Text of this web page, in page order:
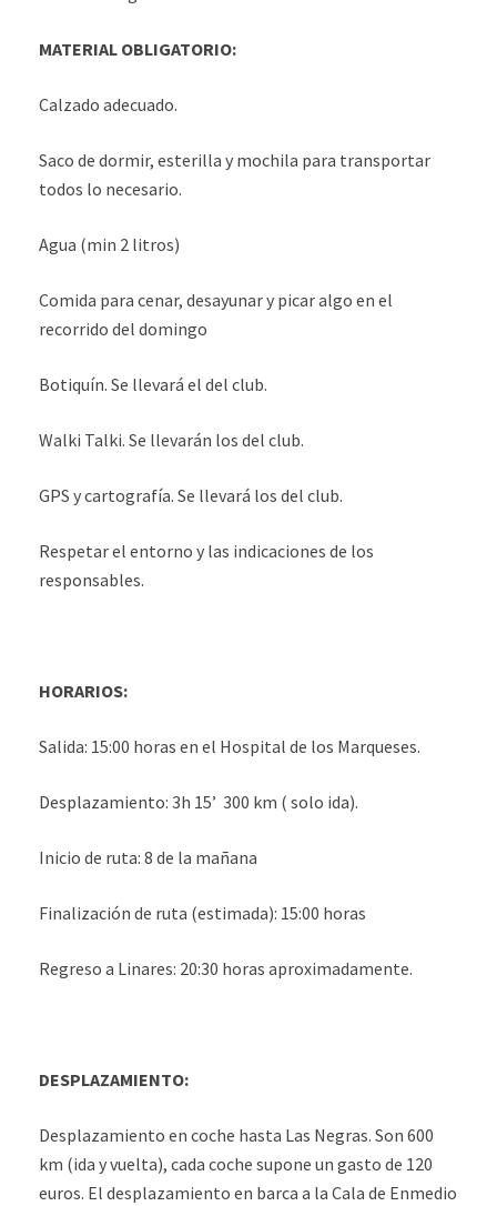
MATERIAL OBLIGATORIO:
Calzado adecuado.
Saco de dormir, esterilla y mochila para transportar
todos lo necesario.
Agua (min 2 litros)
Comida para cenar, desayunar y picar algo en el
recorrido del domingo
Botiquín. Se llevará el del club.
Walki Talki. Se llevarán los del club.
GPS y cartografía. Se llevará los del club.
Respetar el entorno y las indicaciones de los
responsables.
HORARIOS:
Salida: 15:00 horas en el Hospital de los Marqueses.
Desplazamiento: 3h 15’ 300 km ( solo ida).
Inicio de ruta: 8 de la mañana
Finalización de ruta (estimada): 15:00 horas
Regreso a Linares: 20:30 horas aproximadamente.
DESPLAZAMIENTO:
Desplazamiento en coche hasta Las Negras. Son 600
km (ida y vuelta), cada coche supone un gasto de 120
euros. El desplazamiento en barca a la Cala de Enmedio